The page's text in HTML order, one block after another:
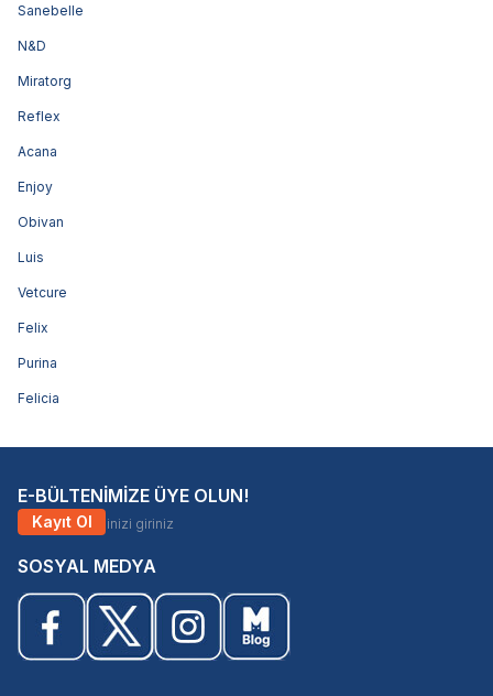
Sanebelle
N&D
Miratorg
Reflex
Acana
Enjoy
Obivan
Luis
Vetcure
Felix
Purina
Felicia
E-BÜLTENİMİZE ÜYE OLUN!
Kayıt Ol
SOSYAL MEDYA